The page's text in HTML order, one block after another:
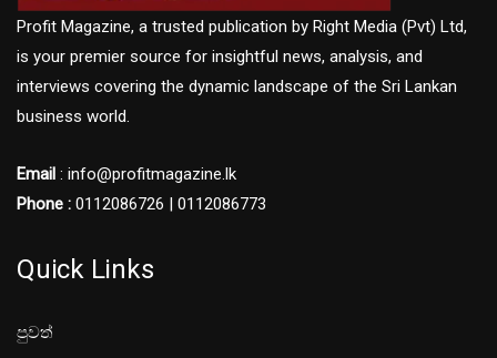
Profit Magazine, a trusted publication by Right Media (Pvt) Ltd,
is your premier source for insightful news, analysis, and
interviews covering the dynamic landscape of the Sri Lankan
business world.
Email : info@profitmagazine.lk
Phone : 0112086726 | 0112086773
Quick Links
පුවත්